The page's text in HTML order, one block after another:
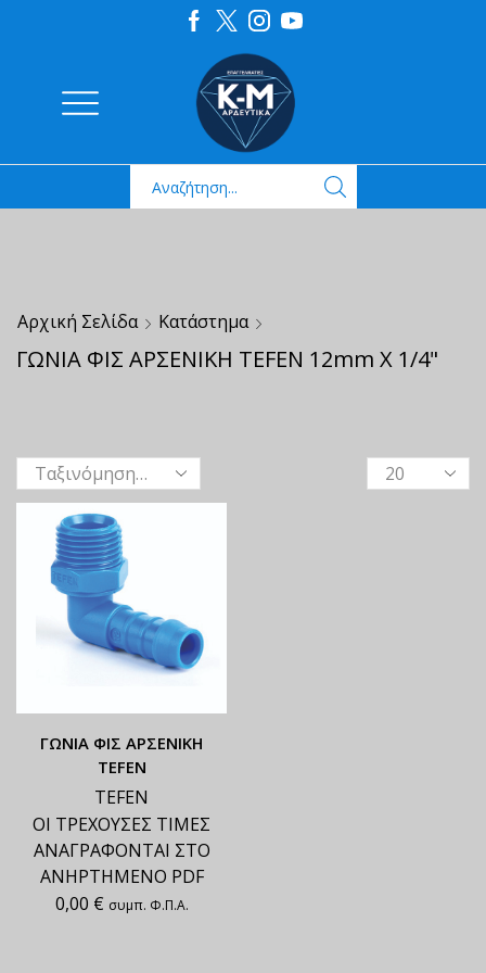
Αρχική Σελίδα Κατάστημα
ΓΩΝΙΑ ΦΙΣ ΑΡΣΕΝΙΚΗ TEFEN 12mm X 1/4"
ΓΩΝΙΑ ΦΙΣ ΑΡΣΕΝΙΚΗ
TEFEN
TEFEN
ΟΙ ΤΡΕΧΟΥΣΕΣ ΤΙΜΕΣ
ΑΝΑΓΡΑΦΟΝΤΑΙ ΣΤΟ
ΑΝΗΡΤΗΜΕΝΟ PDF
0,00 € συμπ. Φ.Π.Α.